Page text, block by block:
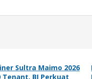
Sultra Maimo 2026
Tenant, BI Perkuat